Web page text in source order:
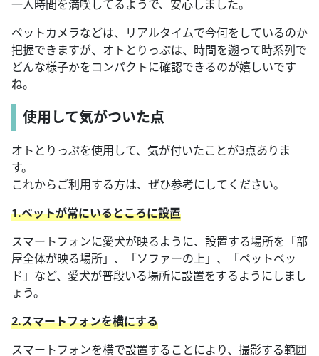
一人時間を満喫してるようで、安心しました。
ペットカメラなどは、リアルタイムで今何をしているのか
把握できますが、オトとりっぷは、時間を遡って時系列で
どんな様子かをコンパクトに確認できるのが嬉しいです
ね。
使用して気がついた点
オトとりっぷを使用して、気が付いたことが3点ありま
す。
これからご利用する方は、ぜひ参考にしてください。
1.ペットが常にいるところに設置
スマートフォンに愛犬が映るように、設置する場所を「部
屋全体が映る場所」、「ソファーの上」、「ペットベッ
ド」など、愛犬が普段いる場所に設置をするようにしまし
ょう。
2.スマートフォンを横にする
スマートフォンを横で設置することにより、撮影する範囲